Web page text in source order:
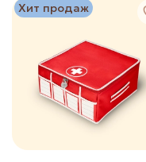
Хит продаж